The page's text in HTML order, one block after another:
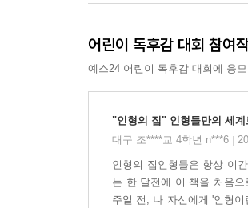
어린이 독후감 대회 참여
예스24 어린이 독후감 대회에 응
"인형의 집" 인형들만의 세계
대구 조****교 4학년 n***6
인형의 집인형들은 항상 이
는 한 달전에 이 책을 처음
주일 전, 나 자신에게 '인형